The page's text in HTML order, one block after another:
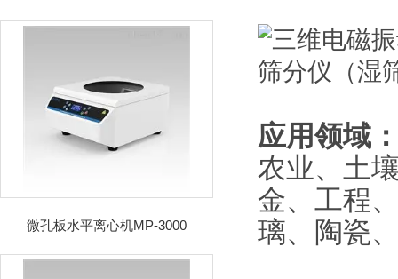
微孔板水平离心机MP-3000
应用领域
农业、土
金、工程
璃、陶瓷